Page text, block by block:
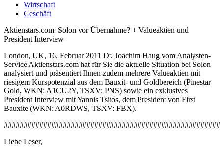
Wirtschaft
Geschäft
Aktienstars.com: Solon vor Übernahme? + Valueaktien und
President Interview
London, UK, 16. Februar 2011 Dr. Joachim Haug vom Analysten-
Service Aktienstars.com hat für Sie die aktuelle Situation bei Solon
analysiert und präsentiert Ihnen zudem mehrere Valueaktien mit
riesigem Kurspotenzial aus dem Bauxit- und Goldbereich (Pinestar
Gold, WKN: A1CU2Y, TSXV: PNS) sowie ein exklusives
President Interview mit Yannis Tsitos, dem President von First
Bauxite (WKN: A0RDWS, TSXV: FBX).
#######################################################
Liebe Leser,